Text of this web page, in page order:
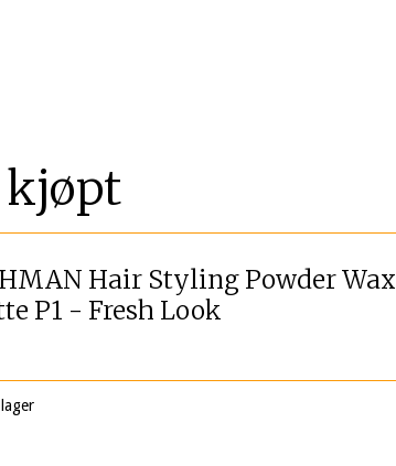
kjøpt
Hair Styling Powder Wax
P1 - Fresh Look